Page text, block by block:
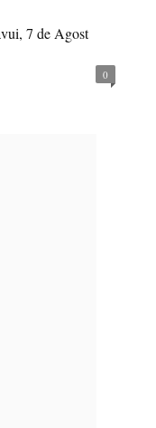
7 de Agost
0